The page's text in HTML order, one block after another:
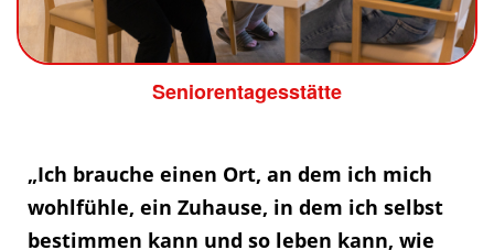
Seniorentagesstätte
„Ich brauche einen Ort, an dem ich mich
wohlfühle, ein Zuhause, in dem ich selbst
bestimmen kann und so leben kann, wie